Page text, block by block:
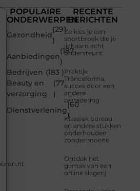
POPULAIRE
ONDERWERPEN
Gezondheid
(291
)
Aanbiedingen
(187
)
Bedrijven (183 )
Beauty en
verzorging
(77
)
Dienstverlening
(60
)
RECENTE
BERICHTEN
Zo kies je een
sportbroek die je
lichaam echt
ondersteunt
Praktijk
Tranceforma,
succes door een
andere
benadering
Klassiek bureau
en andere stukken
onderhouden
zonder moeite
Ontdek het
gemak van een
online slagerij